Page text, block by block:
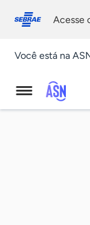
conosco
Você está na